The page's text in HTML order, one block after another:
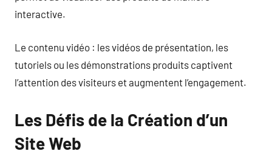
interactive.
Le contenu vidéo : les vidéos de présentation, les
tutoriels ou les démonstrations produits captivent
l’attention des visiteurs et augmentent l’engagement.
Les Défis de la Création d’un
Site Web